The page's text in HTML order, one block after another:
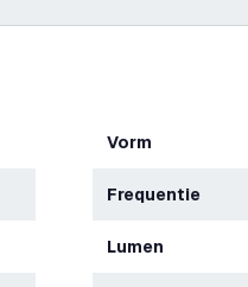
Vorm
Frequentie
Lumen